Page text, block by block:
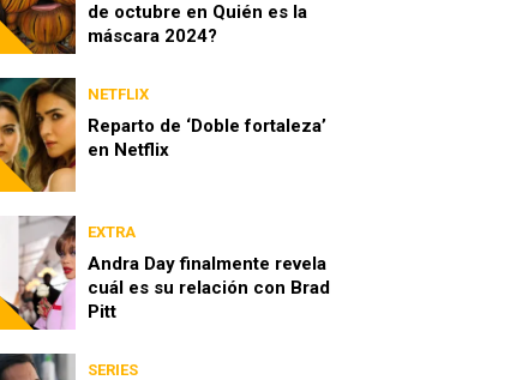
de octubre en Quién es la
máscara 2024?
NETFLIX
Reparto de ‘Doble fortaleza’
en Netflix
EXTRA
Andra Day finalmente revela
cuál es su relación con Brad
Pitt
SERIES